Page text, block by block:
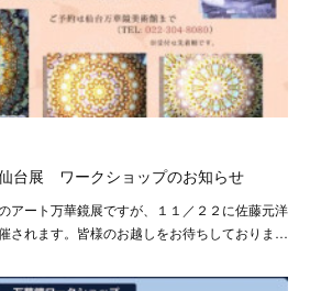
台展 ワークショップのお知らせ
アート万華鏡展ですが、１１／２２に佐藤元洋
されます。皆様のお越しをお待ちしておりま…